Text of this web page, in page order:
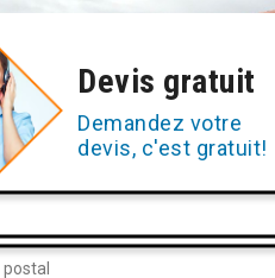
Devis gratuit
Demandez votre
devis, c'est gratuit!